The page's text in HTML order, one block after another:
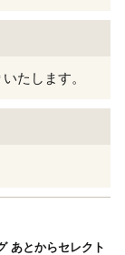
たします。
あとからセレクト